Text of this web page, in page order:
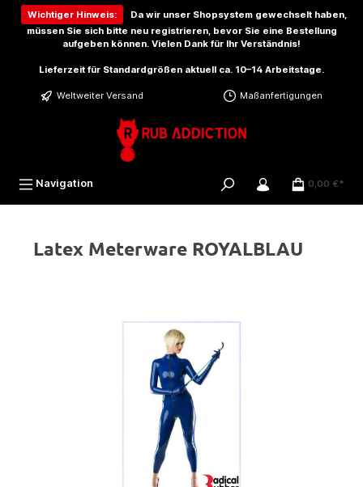
springen
Wichtiger Hinweis:
Da wir unser Shopsystem gewechselt haben,
müssen Sie sich bitte neu registrieren, bevor Sie eine Bestellung
aufgeben können. Vielen Dank für Ihr Verständnis!
Lieferzeit für Standardgrößen aktuell ca. 10–14 Arbeitstage.
Weltweiter Versand Maßanfertigungen
Navigation 0,00 €*
Latex Meterware ROYALBLAU